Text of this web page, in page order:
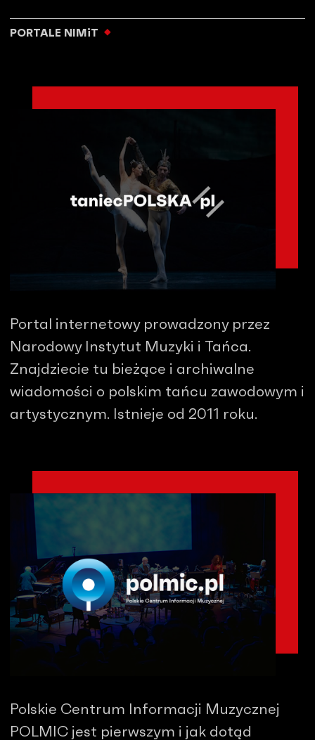
PORTALE NIMiT
Portal internetowy prowadzony przez
Narodowy Instytut Muzyki i Tańca.
Znajdziecie tu bieżące i archiwalne
wiadomości o polskim tańcu zawodowym i
artystycznym. Istnieje od 2011 roku.
Polskie Centrum Informacji Muzycznej
POLMIC jest pierwszym i jak dotąd